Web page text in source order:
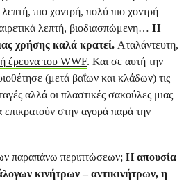
πιο χοντρή, πολύ πιο χοντρή
λεπτή, βιοδιασπώμενη… Η
χρήσης καλά κρατεί. Αταλάντευτη,
έρευνα του WWF. Και σε αυτή την
(μετά βαΐων και κλάδων) τις
αλλά οι πλαστικές σακούλες μιας
στην αγορά παρά την
παραπάνω περιπτώσεων; Η απουσία
κινήτρων – αντικινήτρων, η